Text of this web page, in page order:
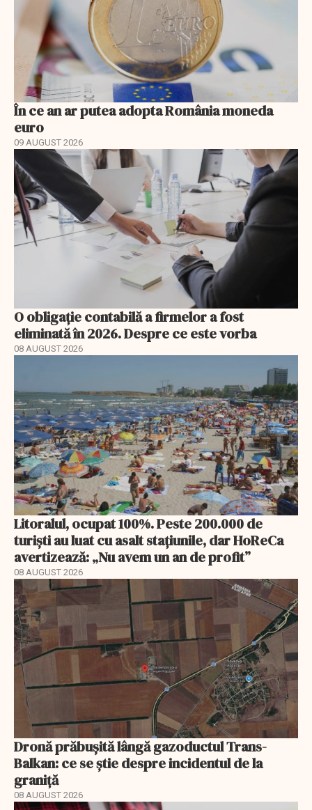
În ce an ar putea adopta România moneda
euro
09 AUGUST 2026
O obligație contabilă a firmelor a fost
eliminată în 2026. Despre ce este vorba
08 AUGUST 2026
Litoralul, ocupat 100%. Peste 200.000 de
turiști au luat cu asalt stațiunile, dar HoReCa
avertizează: „Nu avem un an de profit”
08 AUGUST 2026
Dronă prăbușită lângă gazoductul Trans-
Balkan: ce se știe despre incidentul de la
graniță
08 AUGUST 2026